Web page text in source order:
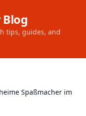
tips, guides, and
Spaßmacher im